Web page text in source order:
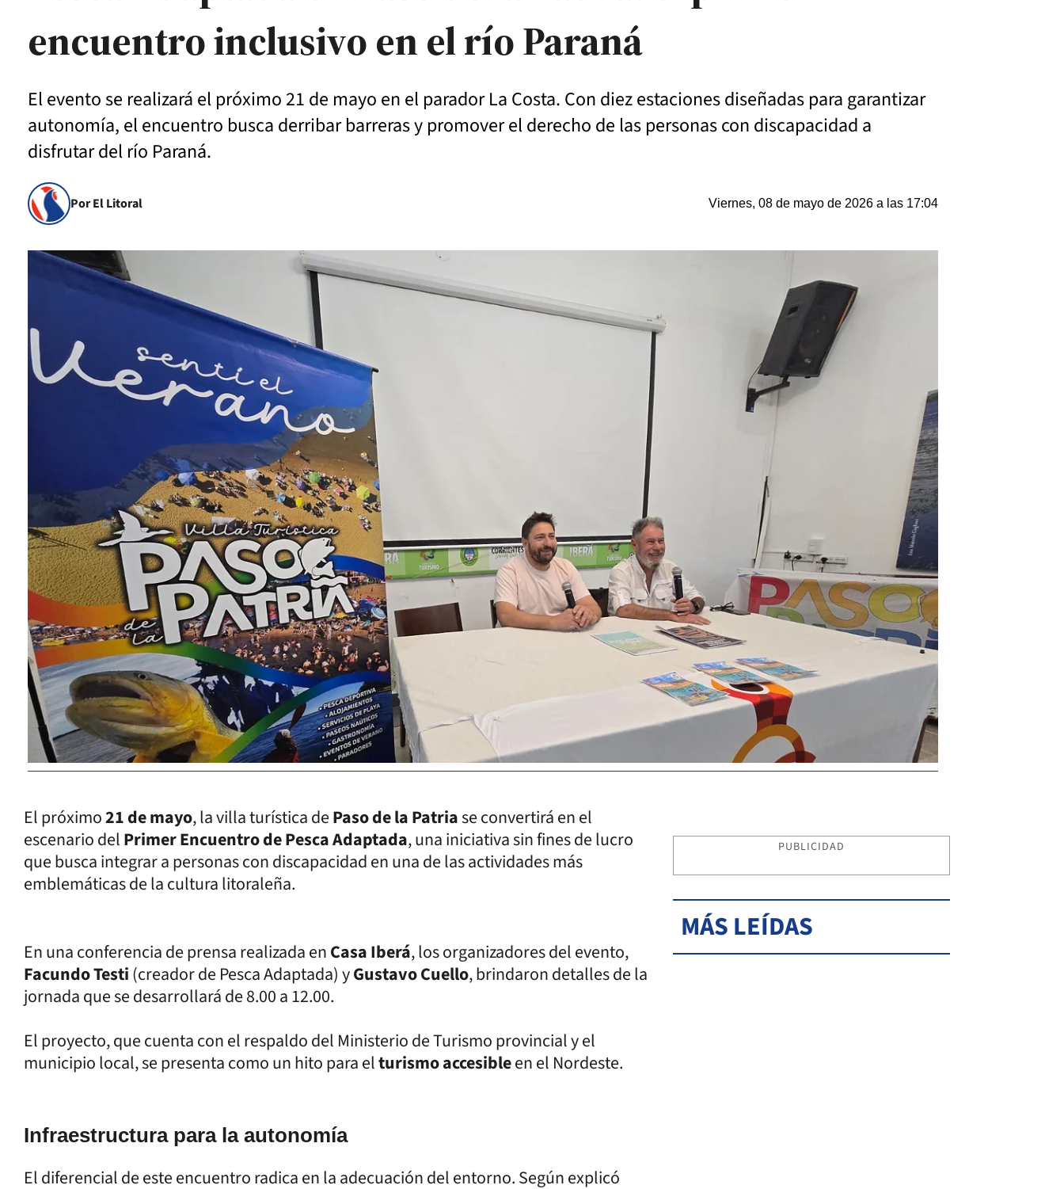
encuentro inclusivo en el río Paraná
El evento se realizará el próximo 21 de mayo en el parador La Costa. Con diez estaciones diseñadas para garantizar
autonomía, el encuentro busca derribar barreras y promover el derecho de las personas con discapacidad a
disfrutar del río Paraná.
Por El Litoral Viernes, 08 de mayo de 2026 a las 17:04
El próximo21 de mayo, la villa turística dePaso de la Patriase convertirá en el
escenario delPrimer Encuentro de Pesca Adaptada, una iniciativa sin fines de lucro
que busca integrar a personas con discapacidad en una de las actividades más
emblemáticas de la cultura litoraleña.
En una conferencia de prensa realizada enCasa Iberá, los organizadores del evento,
Facundo Testi(creador de Pesca Adaptada) yGustavo Cuello, brindaron detalles de la
jornada que se desarrollará de 8.00 a 12.00.
El proyecto, que cuenta con el respaldo del Ministerio de Turismo provincial y el
municipio local, se presenta como un hito para elturismo accesibleen el Nordeste.
Infraestructura para la autonomía
El diferencial de este encuentro radica en la adecuación del entorno. Según explicó
PUBLICIDAD
MÁS LEÍDAS